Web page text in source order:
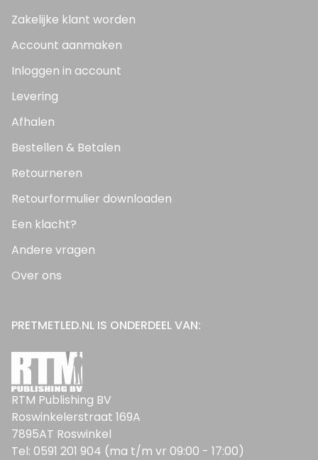
Zakelijke klant worden
Account aanmaken
Inloggen in account
Levering
Afhalen
Bestellen & Betalen
Retourneren
Retourformulier downloaden
Een klacht?
Andere vragen
Over ons
PRETMETLED.NL IS ONDERDEEL VAN:
RTM Publishing BV
Roswinkelerstraat 169A
7895AT Roswinkel
Tel: 0591 201 904 (ma t/m vr 09:00 - 17:00)